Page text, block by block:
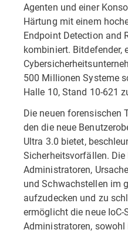
Agenten und einer
Härtung mit einem
Endpoint Detection and
kombiniert. Bitdefender,
500 Millionen Systeme
Halle 10, Stand 10-621
Die neuen forensischen
den die neue
Ultra 3.0 bietet,
Sicherheitsvorfällen.
Administratoren,
und Schwachstellen im
aufzudecken und zu
ermöglicht die neue
Administratoren,